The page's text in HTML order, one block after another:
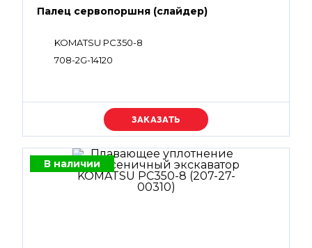
Палец сервопоршня (слайдер)
KOMATSU PC350-8
708-2G-14120
Уточняйте цену
В наличии